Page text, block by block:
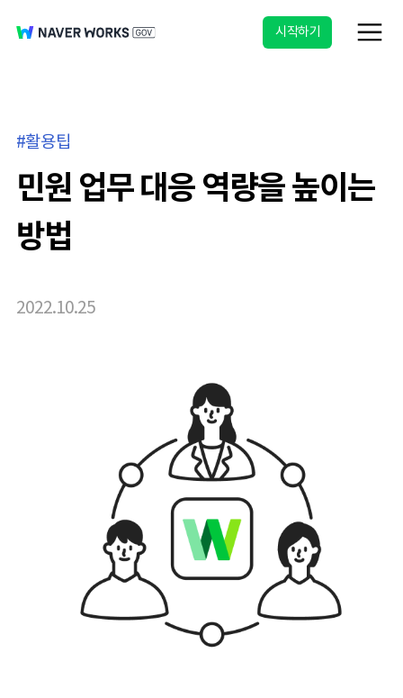
시작하기
활용팁
민원 업무 대응 역량을 높이는
방법
2022.10.25